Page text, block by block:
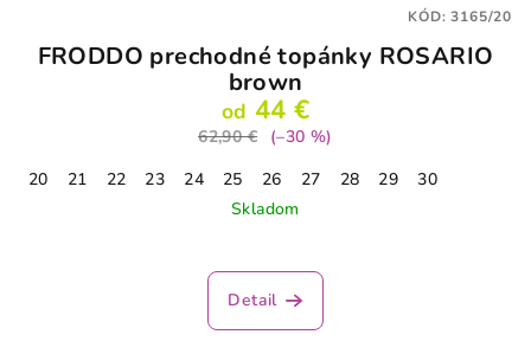
FRODDO prechodné topánky ROSARIO
brown
od 44 €
62,90 €
(–30 %)
20
21 22 23 24 25 26 27 28 29
30
Skladom
Detail
KÓD:3165/20